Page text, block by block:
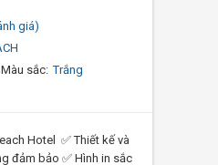
giá)
Màu sắc: Trắng
Hotel ✅ Thiết kế và
đảm bảo ✅ Hình in sắc